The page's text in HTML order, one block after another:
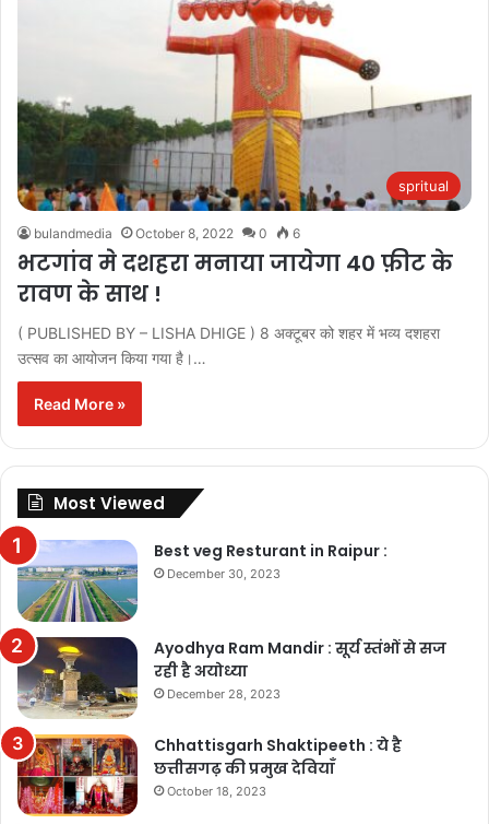
spritual
bulandmedia October 8, 2022 0 6
भटगांव मे दशहरा मनाया जायेगा 40 फ़ीट के
रावण के साथ !
( PUBLISHED BY – LISHA DHIGE ) 8 अक्टूबर को शहर में भव्य दशहरा
उत्सव का आयोजन किया गया है।…
Read More »
Most Viewed
Best veg Resturant in Raipur :
December 30, 2023
Ayodhya Ram Mandir : सूर्य स्तंभों से सज
रही है अयोध्या
December 28, 2023
Chhattisgarh Shaktipeeth : ये है
छत्तीसगढ़ की प्रमुख देवियाँ
October 18, 2023